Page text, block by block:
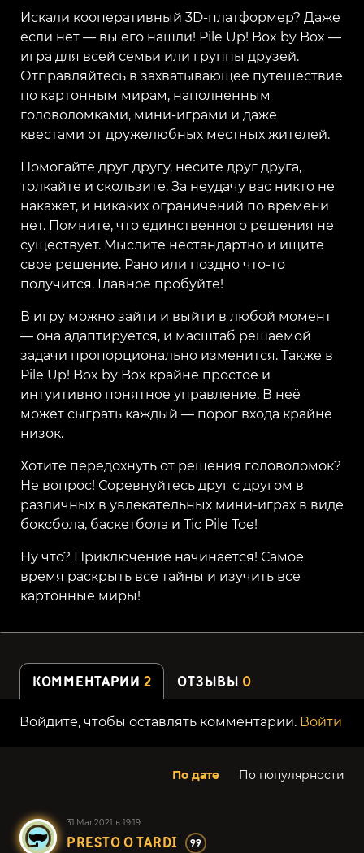
Искали кооперативный 3D-платформер? Даже
если нет — вы его нашли! Pile Up! Box by Box —
игра для всей семьи или группы друзей.
Отправляйтесь в захватывающее путешествие
по картонным мирам, наполненным
головоломками, мини-играми и даже
квестами от дружелюбных местных жителей.
Помогайте друг другу, несите друг друга,
толкайте и скользите. За неудачу вас никто не
накажет, и никаких ограничений по времени
нет. Помните, что единственного решения не
существует. Мыслите нестандартно и ищите
свое решение. Рано или поздно что-то
получится. Главное пробуйте!
В игру можно зайти и выйти в любой момент
— она адаптируется, и масштаб решаемой
задачи пропорционально изменится. Также в
Pile Up! Box by Box крайне простое и
интуитивно понятное управление. В неё
может сыграть каждый — порог входа крайне
низок.
Хотите передохнуть от решения головоломок?
Не вопрос! Соревнуйтесь друг с другом в
различных в увлекательных мини-играх в виде
боксбола, баскетбола и Tic Pile Toe!
Ну что? Приключение начинается! Самое
время раскрыть все тайны и изучить все
картонные миры!
КОММЕНТАРИИ 2 ОТЗЫВЫ 0
Войдите, чтобы оставлять комментарии. Войти
По дате По популярности
31.Mar.2021 в 19:19
PRESTO O TARDI 99